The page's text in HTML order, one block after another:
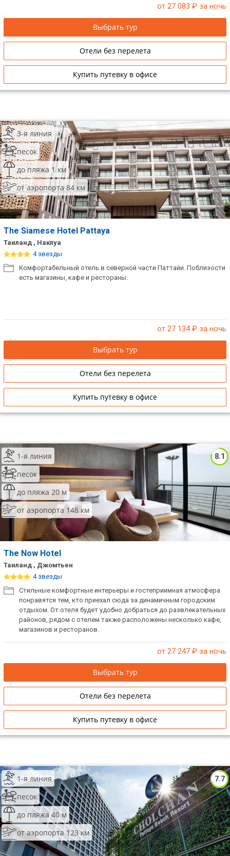
от 27 083 ₽ за ночь
Выбрать тур
Отели без перелета
Купить путевку в офисе
3-я линия
песок
до пляжа 1 км
от аэропорта 84 км
The Siamese Hotel Pattaya
Таиланд , Наклуа
4 звезды
Комфортабельный отель в северной части Паттайи. Поблизости
есть магазины, кафе и рестораны.
от 27 134₽ за ночь
Выбрать тур
Отели без перелета
Купить путевку в офисе
8.1
1-я линия
песок
до пляжа 20 м
от аэропорта 148 км
The Now Hotel
Таиланд , Джомтьен
4 звезды
Стильные комфортные интерьеры и гостеприимная атмосфера
понравятся тем, кто приехал сюда за динамичным городским
отдыхом. От отеля будет удобно добраться до развлекательных
районов, рядом с отелем также расположены несколько кафе,
магазинов и ресторанов.
от 27 247 ₽ за ночь
Выбрать тур
Отели без перелета
Купить путевку в офисе
7.7
1-я линия
песок
до пляжа 40 м
от аэропорта 123 км